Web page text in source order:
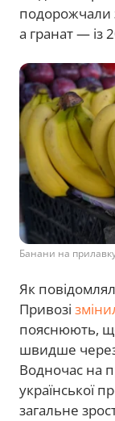
подорожчали
а гранат — із
Банани на
Як
Привозі
пояснюють,
швидше через
Водночас на
української
загальне